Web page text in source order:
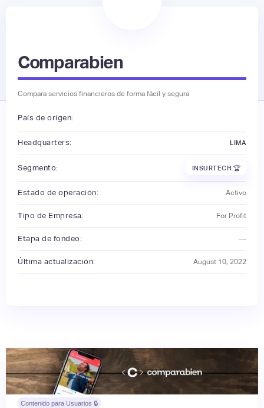
Comparabien
Compara servicios financieros de forma fácil y segura
País de origen:
Headquarters: LIMA
Segmento: INSURTECH 🏆
Estado de operación: Activo
Tipo de Empresa: For Profit
Etapa de fondeo: —
Última actualización: August 10, 2022
Contenido para Usuarios 🔒